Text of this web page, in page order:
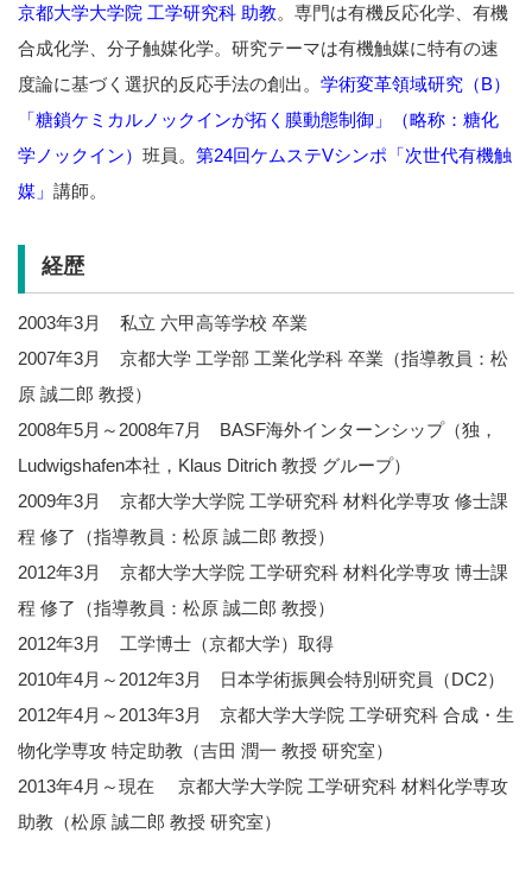
京都大学大学院 工学研究科 助教。専門は有機反応化学、有機
合成化学、分子触媒化学。研究テーマは有機触媒に特有の速
度論に基づく選択的反応手法の創出。 学術変革領域研究（B）
「糖鎖ケミカルノックインが拓く膜動態制御」（略称：糖化
学ノックイン） 班員。 第24回ケムステVシンポ「次世代有機触
媒」 講師。
経歴
2003年3月 私立 六甲高等学校 卒業
2007年3月 京都大学 工学部 工業化学科 卒業（指導教員：松
原 誠二郎 教授）
2008年5月～2008年7月 BASF海外インターンシップ（独，
Ludwigshafen本社，Klaus Ditrich 教授 グループ）
2009年3月 京都大学大学院 工学研究科 材料化学専攻 修士課
程 修了（指導教員：松原 誠二郎 教授）
2012年3月 京都大学大学院 工学研究科 材料化学専攻 博士課
程 修了（指導教員：松原 誠二郎 教授）
2012年3月 工学博士（京都大学）取得
2010年4月～2012年3月 日本学術振興会特別研究員（DC2）
2012年4月～2013年3月 京都大学大学院 工学研究科 合成・生
物化学専攻 特定助教（吉田 潤一 教授 研究室）
2013年4月～現在 京都大学大学院 工学研究科 材料化学専攻
助教（松原 誠二郎 教授 研究室）